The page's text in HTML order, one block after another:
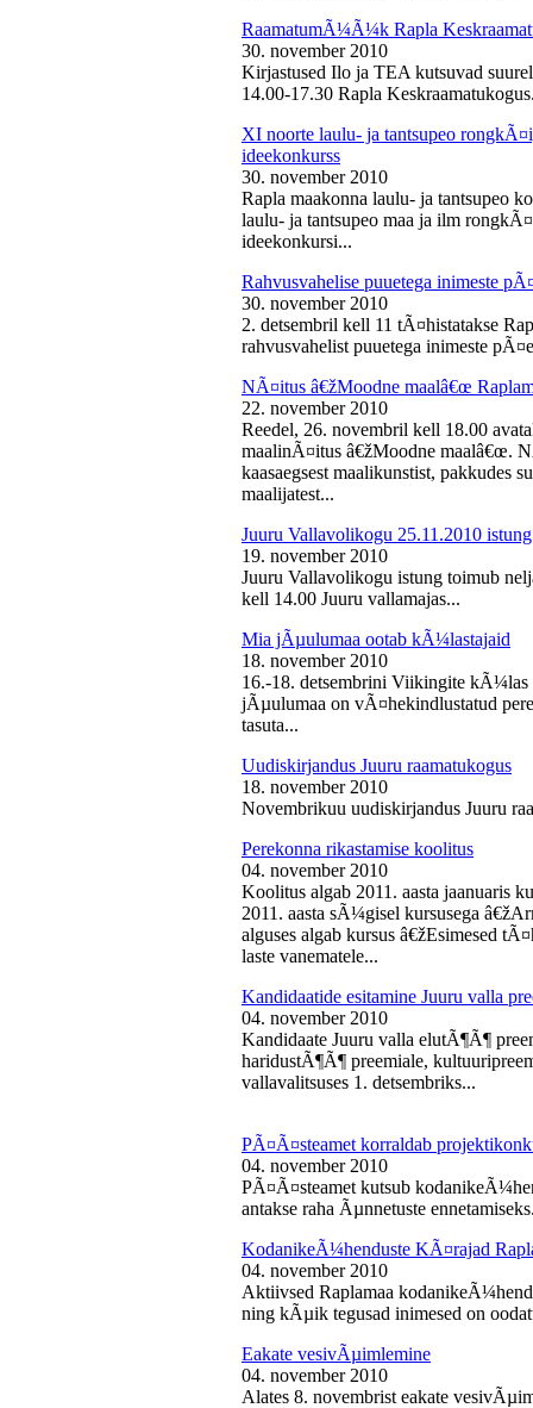
RaamatumÃ¼Ã¼k Rapla
30. november 2010
Kirjastused Ilo ja TEA kutsuvad
14.00-17.30 Rapla
XI noorte laulu- ja tantsupeo
ideekonkurss
30. november 2010
Rapla maakonna laulu- ja tantsupeo
laulu- ja tantsupeo maa ja ilm
ideekonkursi...
Rahvusvahelise puuetega inimeste
30. november 2010
2. detsembril kell 11 tÃ¤histatakse
rahvusvahelist puuetega inimeste
NÃ¤itus â€žMoodne maalâ€œ
22. november 2010
Reedel, 26. novembril kell 18.00
maalinÃ¤itus â€žMoodne maalâ€œ.
kaasaegsest maalikunstist, pakkudes
maalijatest...
Juuru Vallavolikogu 25.11.2010 istung
19. november 2010
Juuru Vallavolikogu istung toimub
kell 14.00 Juuru vallamajas...
Mia jÃµulumaa ootab kÃ¼lastajaid
18. november 2010
16.-18. detsembrini Viikingite
jÃµulumaa on vÃ¤hekindlustatud
tasuta...
Uudiskirjandus Juuru raamatukogus
18. november 2010
Novembrikuu uudiskirjandus Juuru
Perekonna rikastamise koolitus
04. november 2010
Koolitus algab 2011. aasta jaanuaris
2011. aasta sÃ¼gisel kursusega
alguses algab kursus â€žEsimesed
laste vanematele...
Kandidaatide esitamine Juuru valla
04. november 2010
Kandidaate Juuru valla elutÃ¶Ã¶
haridustÃ¶Ã¶ preemiale,
vallavalitsuses 1. detsembriks...
PÃ¤Ã¤steamet korraldab
04. november 2010
PÃ¤Ã¤steamet kutsub
antakse raha Ãµnnetuste
KodanikeÃ¼henduste KÃ¤rajad
04. november 2010
Aktiivsed Raplamaa
ning kÃµik tegusad inimesed on
Eakate vesivÃµimlemine
04. november 2010
Alates 8. novembrist eakate